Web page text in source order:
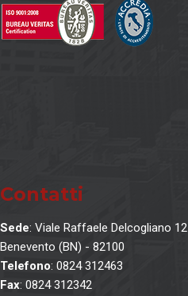
Contatti
Sede: Viale Raffaele Delcogliano 12
Benevento (BN) - 82100
Telefono: 0824 312463
Fax: 0824 312342